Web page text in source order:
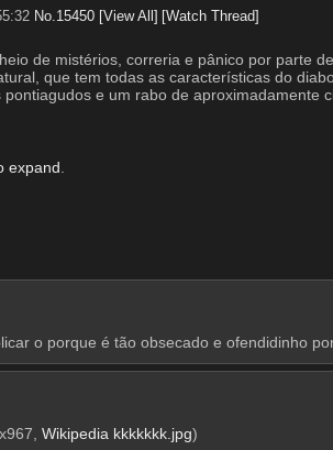
No. 15450 [View All] [Watch Thread]
de mistérios, correria e pânico por parte
que tem todas as características do
e um rabo de
expand
o porque é tão obsecado e ofendidinho
Wikipedia kkkkkkk.jpg)